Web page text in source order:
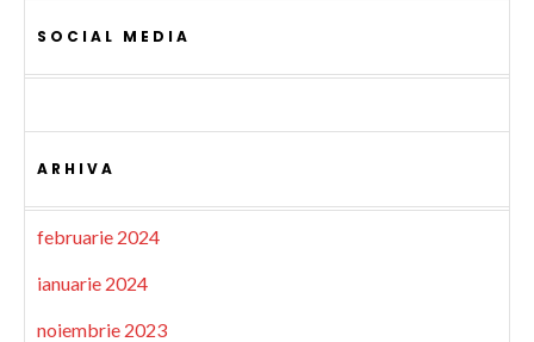
SOCIAL MEDIA
ARHIVA
februarie 2024
ianuarie 2024
noiembrie 2023